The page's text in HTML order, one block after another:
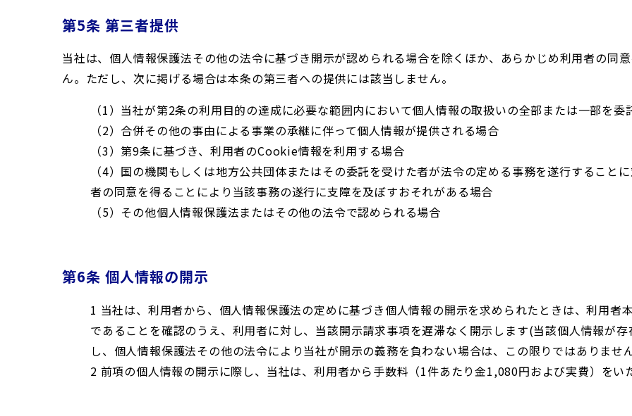
第5条 第三者提供
当社は、個人情報保護法その他の法令に基づき開示が認められる場合を除くほか、あらかじめ利用者の同
ん。ただし、次に掲げる場合は本条の第三者への提供には該当しません。
（1）当社が第2条の利用目的の達成に必要な範囲内において個人情報の取扱いの全部または一部を委
（2）合併その他の事由による事業の承継に伴って個人情報が提供される場合
（3）第9条に基づき、利用者のCookie情報を利用する場合
（4）国の機関もしくは地方公共団体またはその委託を受けた者が法令の定める事務を遂行すること
者の同意を得ることにより当該事務の遂行に支障を及ぼすおそれがある場合
（5）その他個人情報保護法またはその他の法令で認められる場合
第6条 個人情報の開示
1 当社は、利用者から、個人情報保護法の定めに基づき個人情報の開示を求められたときは、利用者
であることを確認のうえ、利用者に対し、当該開示請求事項を遅滞なく開示します(当該個人情報が
し、個人情報保護法その他の法令により当社が開示の義務を負わない場合は、この限りではありませ
2 前項の個人情報の開示に際し、当社は、利用者から手数料（1件あたり金1,080円および実費）をい